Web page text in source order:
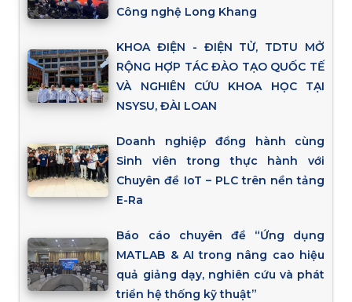
Công nghệ Long Khang
KHOA ĐIỆN - ĐIỆN TỬ, TDTU MỞ
RỘNG HỢP TÁC ĐÀO TẠO QUỐC TẾ
VÀ NGHIÊN CỨU KHOA HỌC TẠI
NSYSU, ĐÀI LOAN
Doanh nghiệp đồng hành cùng
Sinh viên trong thực hành với
Chuyên đề IoT – PLC trên nền tảng
E-Ra
Báo cáo chuyên đề “Ứng dụng
MATLAB & AI trong nâng cao hiệu
quả giảng dạy, nghiên cứu và phát
triển hệ thống kỹ thuật”